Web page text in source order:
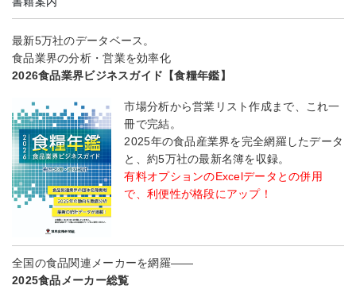
最新5万社のデータベース。
食品業界の分析・営業を効率化
2026食品業界ビジネスガイド【食糧年鑑】
市場分析から営業リスト作成まで、これ一
冊で完結。
2025年の食品産業界を完全網羅したデータ
と、約5万社の最新名簿を収録。
有料オプションのExcelデータとの併用
で、利便性が格段にアップ！
全国の食品関連メーカーを網羅――
2025食品メーカー総覧